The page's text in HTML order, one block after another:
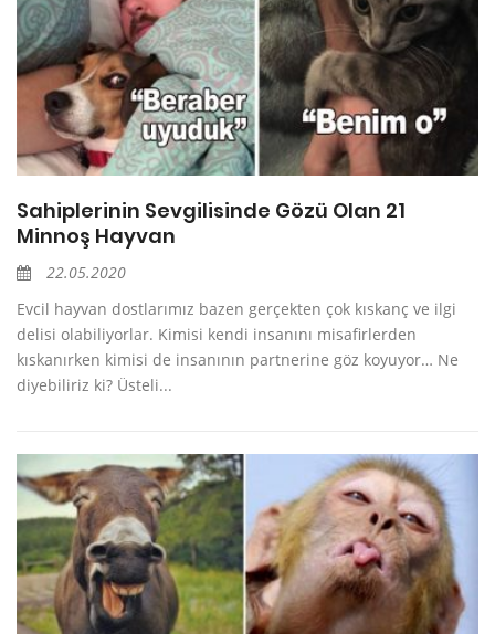
Sahiplerinin Sevgilisinde Gözü Olan 21
Minnoş Hayvan
22.05.2020
Evcil hayvan dostlarımız bazen gerçekten çok kıskanç ve ilgi
delisi olabiliyorlar. Kimisi kendi insanını misafirlerden
kıskanırken kimisi de insanının partnerine göz koyuyor… Ne
diyebiliriz ki? Üsteli...